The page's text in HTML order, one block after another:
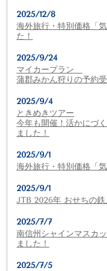
2025/12/8
海外旅行・特別価格「
た！
2025/9/24
マイカープラン
蒲郡みかん狩りの予約
2025/9/4
ときめきツアー
今年も開催！活かにづ
ました！
2025/9/1
海外旅行・特別価格「
2025/9/1
JTB 2026年 おせちの鉄
2025/7/7
南信州シャインマスカ
ました！
2025/7/5